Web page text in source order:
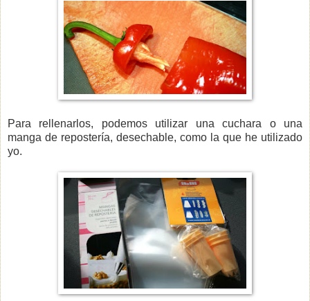
Para rellenarlos, podemos utilizar una cuchara o una
manga de repostería, desechable, como la que he utilizado
yo.